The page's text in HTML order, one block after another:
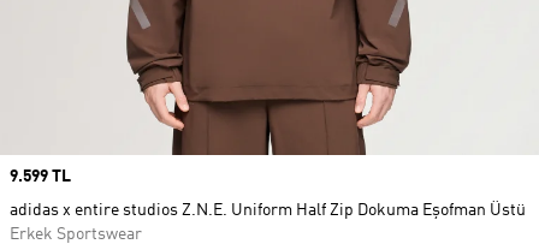
Price
9.599 TL
adidas x entire studios Z.N.E. Uniform Half Zip Dokuma Eşofman Üstü
Erkek Sportswear